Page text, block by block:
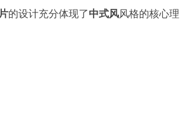
的设计充分体现了中式风风格的核心理